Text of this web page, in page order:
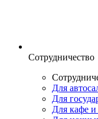
Сотрудничество
Для
Для
Для кафе и